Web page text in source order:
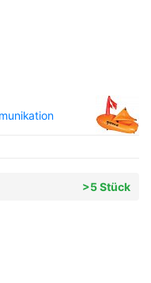
>5 Stück